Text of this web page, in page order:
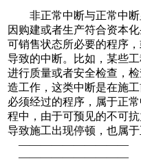
非正常中断与正常中断
因购建或者生产符合资本
可销售状态所必要的程序
导致的中断。比如，某些
进行质量或者安全检查，
造工作，这类中断是在施
必须经过的程序，属于正
程中，由于可预见的不可
导致施工出现停顿，也属于
——————————
——————————